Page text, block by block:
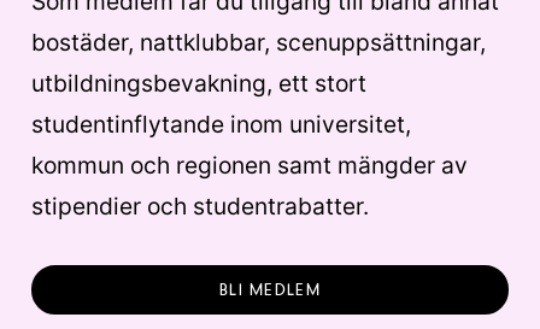
bostäder, nattklubbar, scenuppsättningar,
utbildningsbevakning, ett stort
studentinflytande inom universitet,
kommun och regionen samt mängder av
stipendier och studentrabatter.
BLI MEDLEM